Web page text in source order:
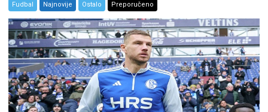
Fudbal Najnovije Ostalo Preporučeno